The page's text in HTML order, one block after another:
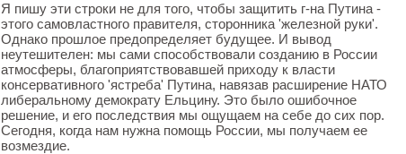
Я пишу эти строки не для того, чтобы защитить г-на Путина -
этого самовластного правителя, сторонника 'железной руки'.
Однако прошлое предопределяет будущее. И вывод
неутешителен: мы сами способствовали созданию в России
атмосферы, благоприятствовавшей приходу к власти
консервативного 'ястреба' Путина, навязав расширение НАТО
либеральному демократу Ельцину. Это было ошибочное
решение, и его последствия мы ощущаем на себе до сих пор.
Сегодня, когда нам нужна помощь России, мы получаем ее
возмездие.